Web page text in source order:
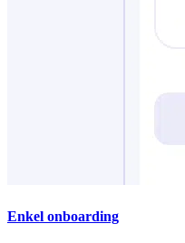
Enkel onboarding